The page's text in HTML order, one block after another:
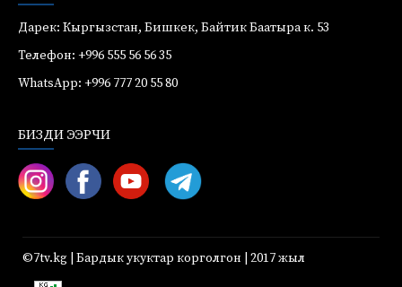
Дарек: Кыргызстан, Бишкек, Байтик Баатыра к. 53
Телефон: +996 555 56 56 35
WhatsApp: +996 777 20 55 80
БИЗДИ ЭЭРЧИ
©7tv.kg | Бардык укуктар корголгон | 2017 жыл